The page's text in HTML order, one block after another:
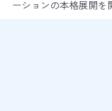
ーションの本格展開を